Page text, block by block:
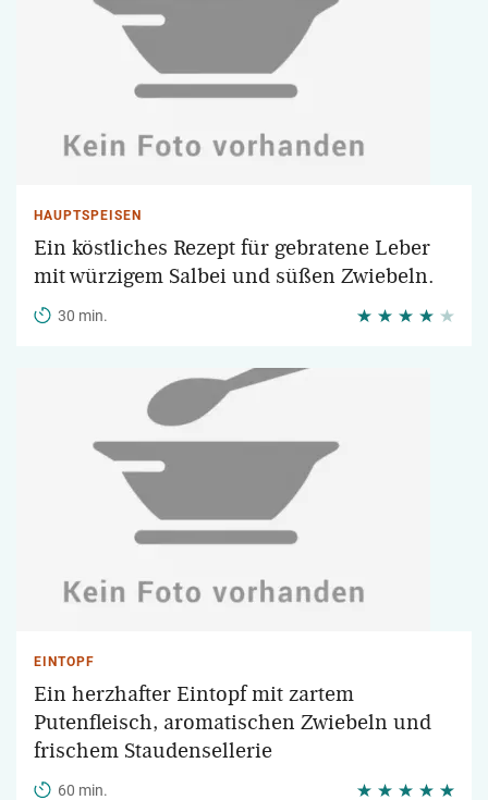
HAUPTSPEISEN
Ein köstliches Rezept für gebratene Leber
mit würzigem Salbei und süßen Zwiebeln.
30 min.
EINTOPF
Ein herzhafter Eintopf mit zartem
Putenfleisch, aromatischen Zwiebeln und
frischem Staudensellerie
60 min.